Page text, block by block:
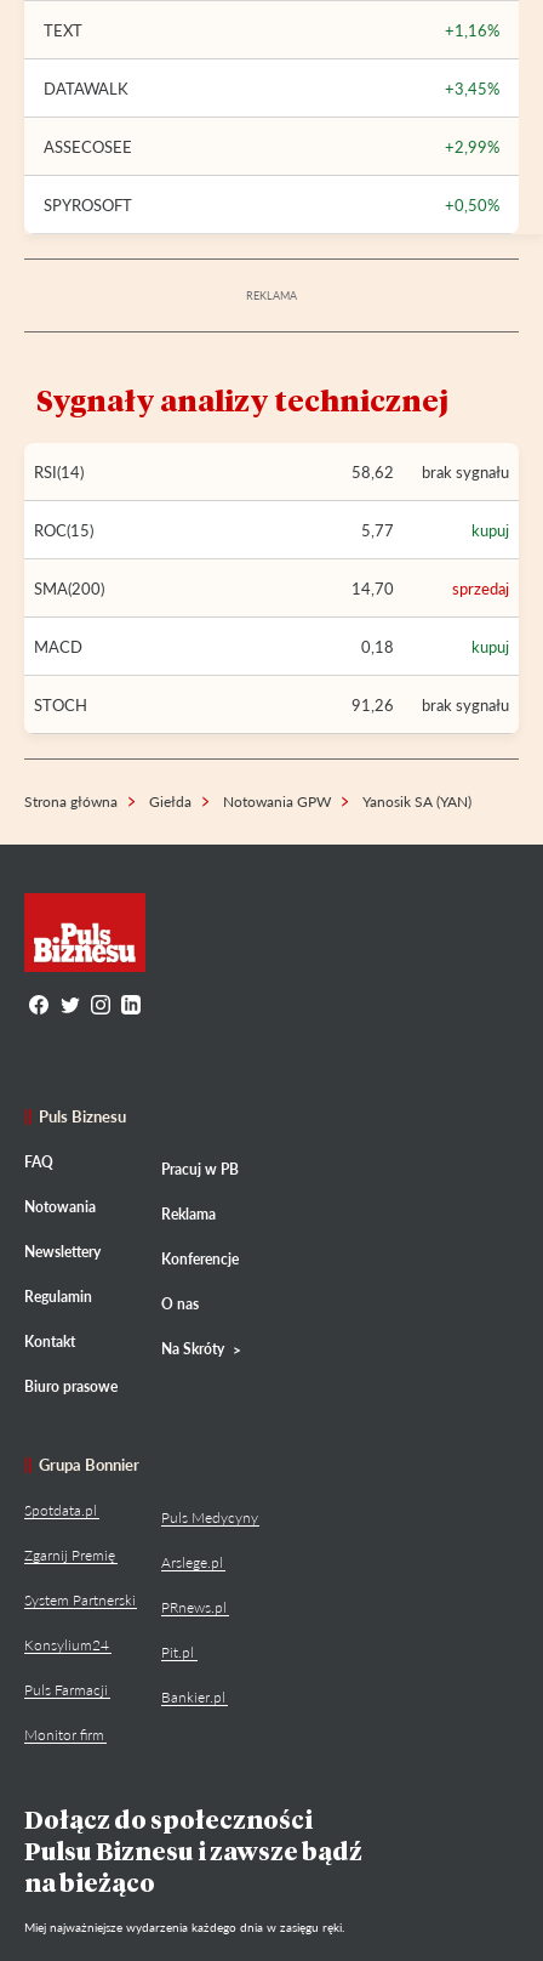
TEXT +1,16%
DATAWALK +3,45%
ASSECOSEE +2,99%
SPYROSOFT +0,50%
Sygnały analizy technicznej
RSI(14) 58,62 brak sygnału
ROC(15) 5,77 kupuj
SMA(200) 14,70 sprzedaj
MACD 0,18 kupuj
STOCH 91,26 brak sygnału
Strona główna Giełda Notowania GPW Yanosik SA (YAN)
Puls Biznesu
FAQ
Notowania
Newslettery
Regulamin
Kontakt
Biuro prasowe
Pracuj w PB
Reklama
Konferencje
O nas
Na Skróty
Grupa Bonnier
Spotdata.pl
Zgarnij Premię
System Partnerski
Konsylium24
Puls Farmacji
Monitor firm
Puls Medycyny
Arslege.pl
PRnews.pl
Pit.pl
Bankier.pl
Dołącz do społeczności
Pulsu Biznesu i zawsze bądź
na bieżąco
Miej najważniejsze wydarzenia każdego dnia w zasięgu ręki.